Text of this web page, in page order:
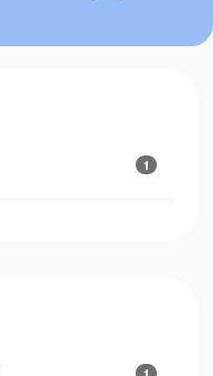
1
1